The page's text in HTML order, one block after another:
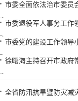
市委全面依法治市委员
市委退役军人事务工作
市委党的建设工作领导
徐曙海主持召开市政府
全省防汛抗旱暨防灾减